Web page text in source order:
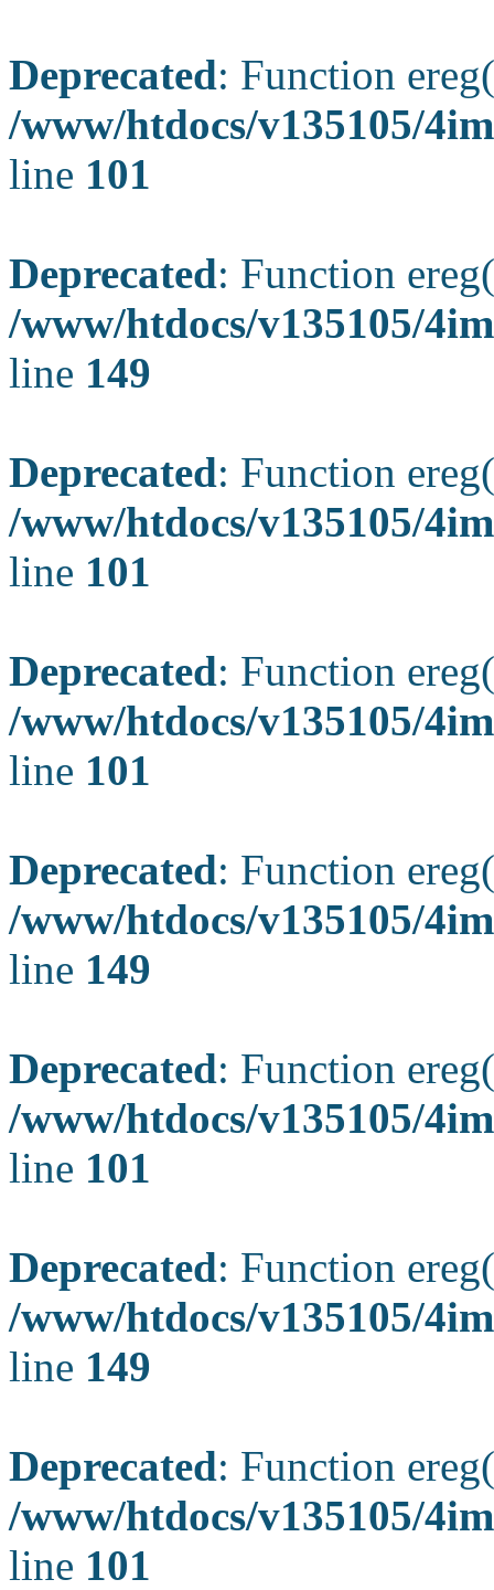
Deprecated: Function
/www/htdocs/v135105/
line 101
Deprecated: Function
/www/htdocs/v135105/
line 149
Deprecated: Function
/www/htdocs/v135105/
line 101
Deprecated: Function
/www/htdocs/v135105/
line 101
Deprecated: Function
/www/htdocs/v135105/
line 149
Deprecated: Function
/www/htdocs/v135105/
line 101
Deprecated: Function
/www/htdocs/v135105/
line 149
Deprecated: Function
/www/htdocs/v135105/
line 101